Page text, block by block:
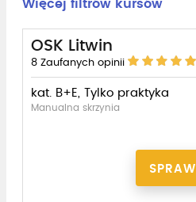
Więcej filtrów kursów
OSK Litwin
8 Zaufanych opinii
kat. B+E, Tylko praktyka
Manualna skrzynia